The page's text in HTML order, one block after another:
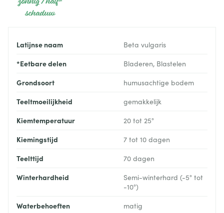
schaduw
Latijnse naam Beta vulgaris
*Eetbare delen Bladeren, Blastelen
Grondsoort humusachtige bodem
Teeltmoeilijkheid gemakkelijk
Kiemtemperatuur 20 tot 25°
Kiemingstijd 7 tot 10 dagen
Teelttijd 70 dagen
Winterhardheid
Semi-winterhard (-5° tot
-10°)
Waterbehoeften matig